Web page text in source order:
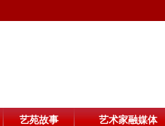
艺苑故事 艺术家融媒体